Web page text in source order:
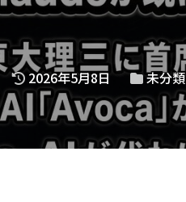
2026年5月8日 未分類